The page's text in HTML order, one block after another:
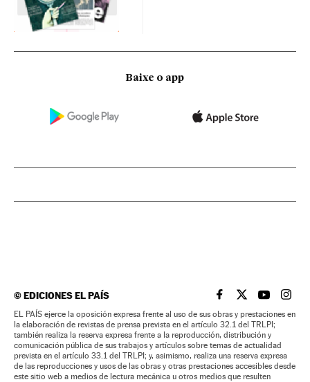
Baixe o app
©EDICIONES EL PAÍS EL PAÍS BRASIL EN
EL PAÍSEL PAÍS
EL
EL PAÍS ejerce la oposición expresa frente al uso de sus obras y prestaciones en
la elaboración de revistas de prensa prevista en el artículo 32.1 del TRLPI;
también realiza la reserva expresa frente a la reproducción, distribución y
comunicación pública de sus trabajos y artículos sobre temas de actualidad
prevista en el artículo 33.1 del TRLPI; y, asimismo, realiza una reserva expresa
de las reproducciones y usos de las obras y otras prestaciones accesibles desde
este sitio web a medios de lectura mecánica u otros medios que resulten